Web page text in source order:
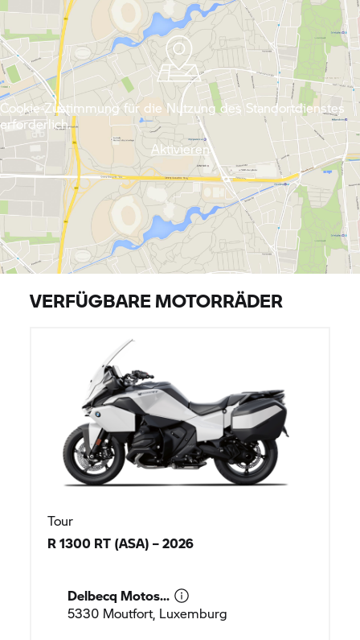
Cookie-Zustimmung für die Nutzung des Standortdienstes
erforderlich.
Aktivieren
VERFÜGBARE MOTORRÄDER
Tour
R 1300 RT (ASA) – 2026
Delbecq Motos...
5330 Moutfort, Luxemburg